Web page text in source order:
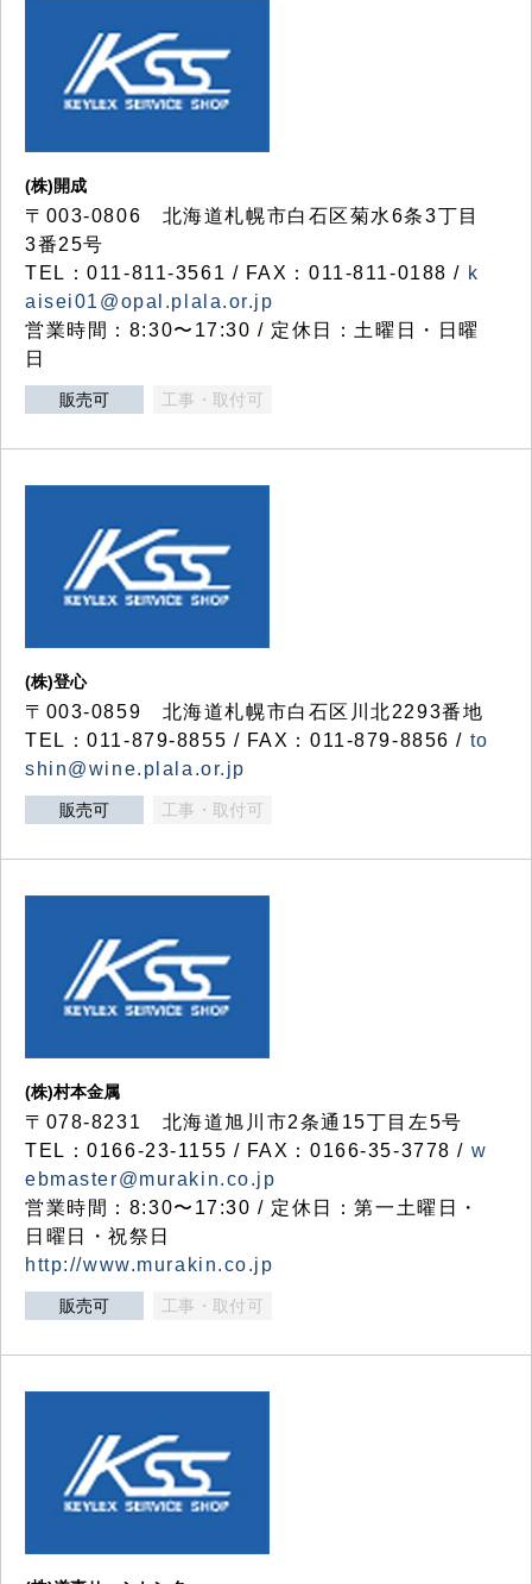
(株)開成
〒003-0806 北海道札幌市白石区菊水6条3丁目
3番25号
TEL：011-811-3561 / FAX：011-811-0188 / k
aisei01@opal.plala.or.jp
営業時間：8:30〜17:30 / 定休日：土曜日・日曜
日
販売可 工事・取付可
(株)登心
〒003-0859 北海道札幌市白石区川北2293番地
TEL：011-879-8855 / FAX：011-879-8856 / to
shin@wine.plala.or.jp
販売可 工事・取付可
(株)村本金属
〒078-8231 北海道旭川市2条通15丁目左5号
TEL：0166-23-1155 / FAX：0166-35-3778 / w
ebmaster@murakin.co.jp
営業時間：8:30〜17:30 / 定休日：第一土曜日・
日曜日・祝祭日
http://www.murakin.co.jp
販売可 工事・取付可